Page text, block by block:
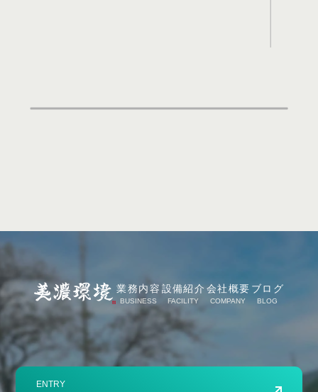
業務内容
BUSINESS
設備紹介
FACILITY
会社概要
COMPANY
ブログ
BLOG
ENTRY